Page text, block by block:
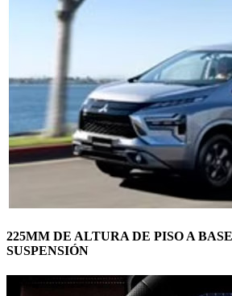
225MM DE ALTURA DE PISO A
SUSPENSIÓN